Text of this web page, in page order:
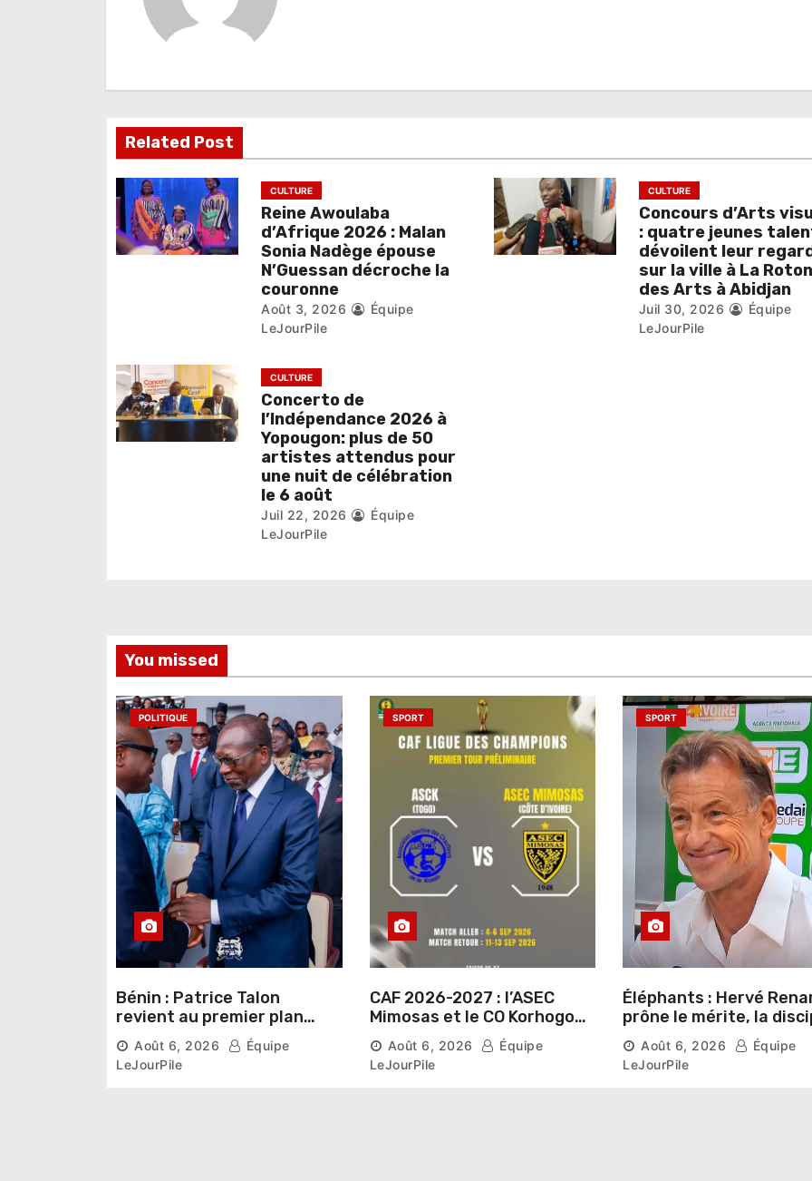
i
n
d
e
l
r
t
i
Related Post
CULTURE
Reine Awoulaba
d’Afrique 2026 : Malan
Sonia Nadège épouse
N’Guessan décroche la
couronne
Août 3, 2026
Équipe
LeJourPile
CULTURE
Concours d’Arts
: quatre jeunes
dévoilent leur
sur la ville à La
des Arts à Abidjan
Juil 30, 2026
Équipe
LeJourPile
CULTURE
Concerto de
l’Indépendance 2026 à
Yopougon: plus de 50
artistes attendus pour
une nuit de célébration
le 6 août
Juil 22, 2026
Équipe
LeJourPile
You missed
POLITIQUE
Bénin : Patrice Talon
revient au premier plan
institutionnel comme
premier président du Sénat
Août 6, 2026
Équipe
LeJourPile
SPORT
CAF 2026-2027 : l’ASEC
Mimosas et le CO Korhogo
connaissent leur route vers
la phase de groupes
Août 6, 2026
Équipe
LeJourPile
SPORT
Éléphants : Hervé
prône le mérite, la
et l’esprit collectif pour
nouveau départ
Août 6, 2026
Équipe
LeJourPile